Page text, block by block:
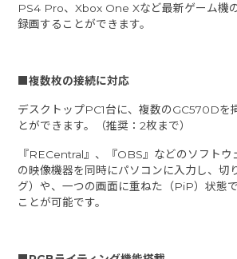
PS4 Pro、Xbox One Xなど最新ゲーム機
録画することができます。
■複数枚の接続に対応
デスクトップPC1台に、複数のGC570Dを
とができます。（推奨：2枚まで）
『RECentral』、『OBS』などのソフトウ
の映像機器を同時にパソコンに入力し、切
グ）や、一つの画面に重ねた（PiP）状態
ことが可能です。